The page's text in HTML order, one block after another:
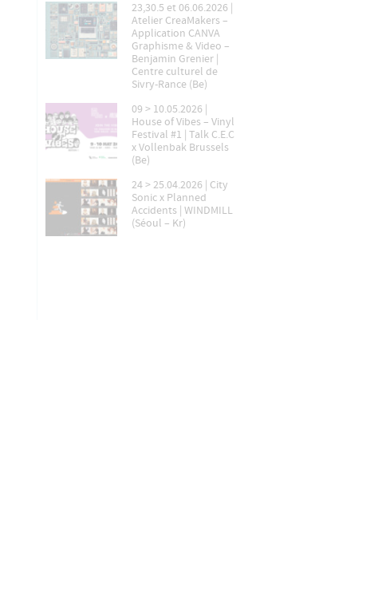
23,30.5 et 06.06.2026 |
Atelier CreaMakers –
Application CANVA
Graphisme & Video –
Benjamin Grenier |
Centre culturel de
Sivry-Rance (Be)
09 > 10.05.2026 |
House of Vibes – Vinyl
Festival #1 | Talk C.E.C
x Vollenbak Brussels
(Be)
24 > 25.04.2026 | City
Sonic x Planned
Accidents | WINDMILL
(Séoul – Kr)